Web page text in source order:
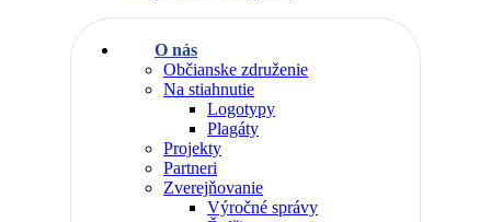
O nás
Občianske združenie
Na stiahnutie
Logotypy
Plagáty
Projekty
Partneri
Zverejňovanie
Výročné správy